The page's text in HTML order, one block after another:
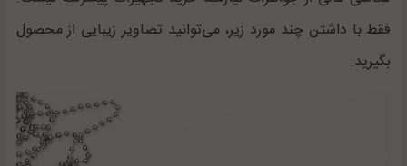
فقط با داشتن چند مورد زیر، می‌توانید تصاویر زیبایی از محصول
بگیرید.